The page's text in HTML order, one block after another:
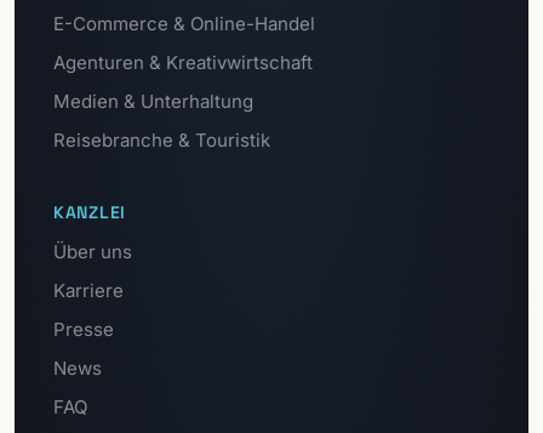
E-Commerce & Online-Handel
Agenturen & Kreativwirtschaft
Medien & Unterhaltung
Reisebranche & Touristik
KANZLEI
Über uns
Karriere
Presse
News
FAQ